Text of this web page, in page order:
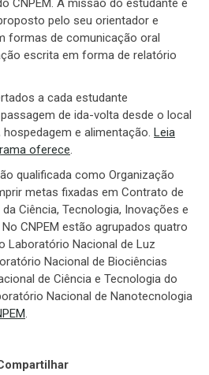
CNPEM. A missão do estudante é
pelo seu orientador e
formas de comunicação oral
escrita em forma de relatório
a cada estudante
de ida-volta desde o local
e alimentação. Leia
oferece.
qualificada como Organização
metas fixadas em Contrato de
Ciência, Tecnologia, Inovações e
No CNPEM estão agrupados quatro
Laboratório Nacional de Luz
Nacional de Biociências
de Ciência e Tecnologia do
Nacional de Nanotecnologia
.